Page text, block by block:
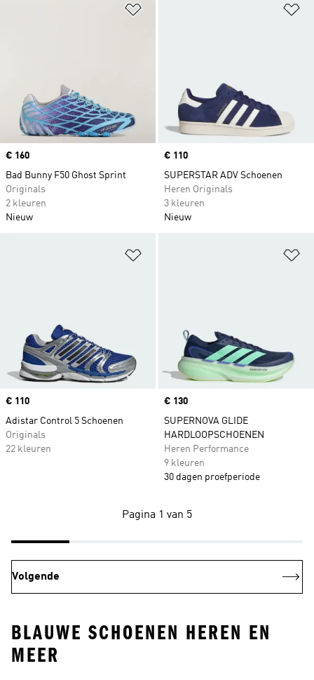
Price
€ 160
Bad Bunny F50 Ghost Sprint
Originals
2 kleuren
Nieuw
Price
€ 110
SUPERSTAR ADV Schoenen
Heren Originals
3 kleuren
Nieuw
Price
€ 110
Adistar Control 5 Schoenen
Originals
22 kleuren
Price
€ 130
SUPERNOVA GLIDE
HARDLOOPSCHOENEN
Heren Performance
9 kleuren
30 dagen proefperiode
Pagina 1 van 5
Volgende
BLAUWE SCHOENEN HEREN EN
MEER